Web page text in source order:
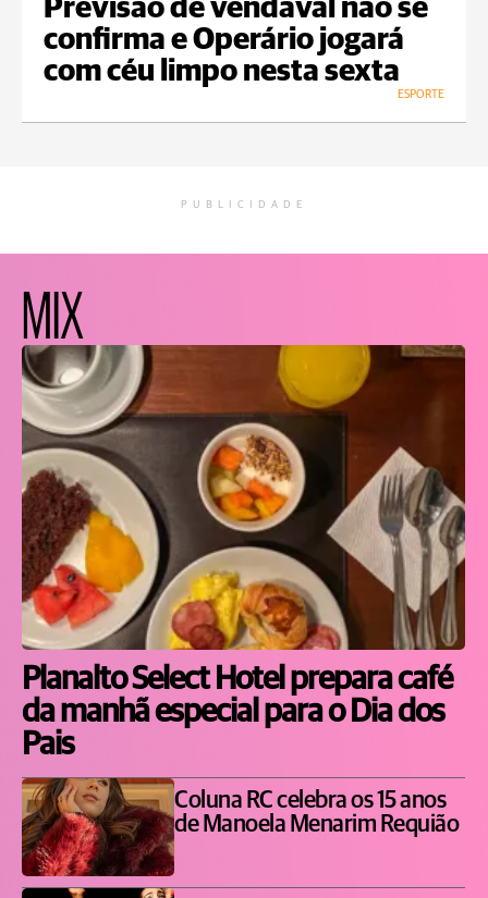
Previsão de vendaval não se
confirma e Operário jogará
com céu limpo nesta sexta
ESPORTE
PUBLICIDADE
MIX
Planalto Select Hotel prepara café
da manhã especial para o Dia dos
Pais
Coluna RC celebra os 15 anos
de Manoela Menarim Requião